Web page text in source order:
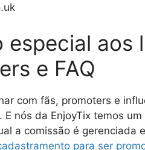
especial aos
e FAQ
com fãs, promoters e
E nós da EnjoyTix temos
a comissão é gerenciada
para ser